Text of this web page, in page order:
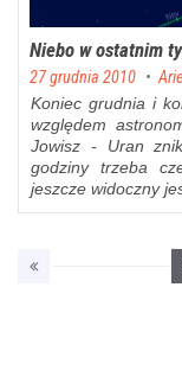
Niebo w ostatnim
Posted on
27 grudnia 2010 by
Koniec grudnia i
względem
Jowisz - Uran
godziny trzeba
jeszcze widoczny